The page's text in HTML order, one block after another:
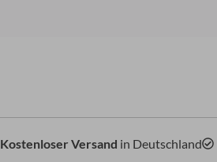
Kostenloser Versand in Deutschland